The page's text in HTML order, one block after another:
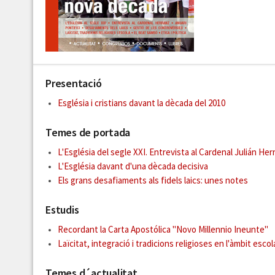
Presentació
Església i cristians davant la dècada del 2010
Temes de portada
L'Església del segle XXI. Entrevista al Cardenal Julián
L'Església davant d'una dècada decisiva
Els grans desafiaments als fidels laics: unes notes
Estudis
Recordant la Carta Apostólica ''Novo Millennio Ineunte''
Laïcitat, integració i tradicions religioses en l'àmbit